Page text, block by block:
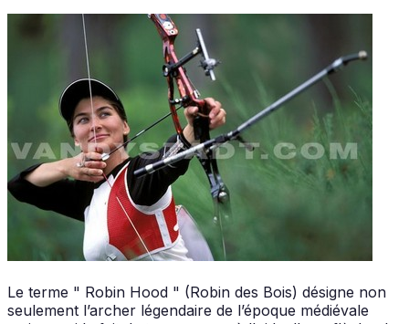
Le terme " Robin Hood " (Robin des Bois) désigne non
seulement l’archer légendaire de l’époque médiévale